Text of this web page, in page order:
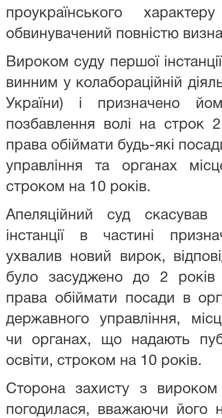
проукраїнського
обвинувачений повністю
Вироком суду першої
винним у колабораційній
України) і призначено
позбавлення волі на строк
права обіймати будь-які
управління та органах
строком на 10 років.
Апеляційний суд
інстанції в частині
ухвалив новий вирок,
було засуджено до 2 років
права обіймати посади в
державного управління,
чи органах, що надають
освіти, строком на 10 років.
Сторона захисту з вироком
погодилася, вважаючи його